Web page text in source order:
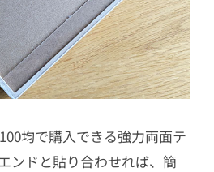
均で購入できる強力両面テ
ンドと貼り合わせれば、簡